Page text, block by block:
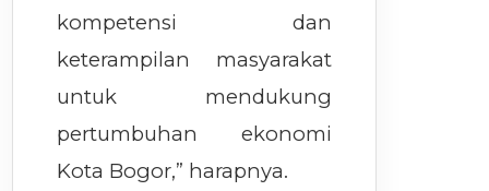
kompetensi dan
keterampilan masyarakat
untuk mendukung
pertumbuhan ekonomi
Kota Bogor,” harapnya.